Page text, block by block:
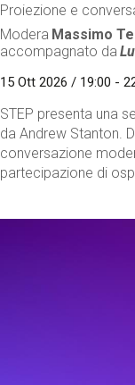
Proiezione e
Modera Massimo
accompagnato da
15 Ott 2026 / 19:00 -
STEP presenta una
da Andrew Stanton.
conversazione
partecipazione di